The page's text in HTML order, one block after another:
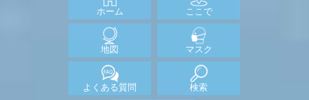
ホーム ここで
地図 マスク
よくある質問 検索